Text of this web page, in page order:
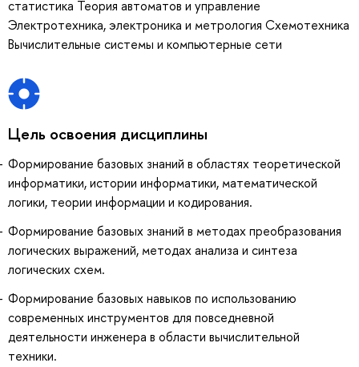
статистика Теория автоматов и управление
Электротехника, электроника и метрология Схемотехника
Вычислительные системы и компьютерные сети
Цель освоения дисциплины
Формирование базовых знаний в областях теоретической
информатики, истории информатики, математической
логики, теории информации и кодирования.
Формирование базовых знаний в методах преобразования
логических выражений, методах анализа и синтеза
логических схем.
Формирование базовых навыков по использованию
современных инструментов для повседневной
деятельности инженера в области вычислительной
техники.